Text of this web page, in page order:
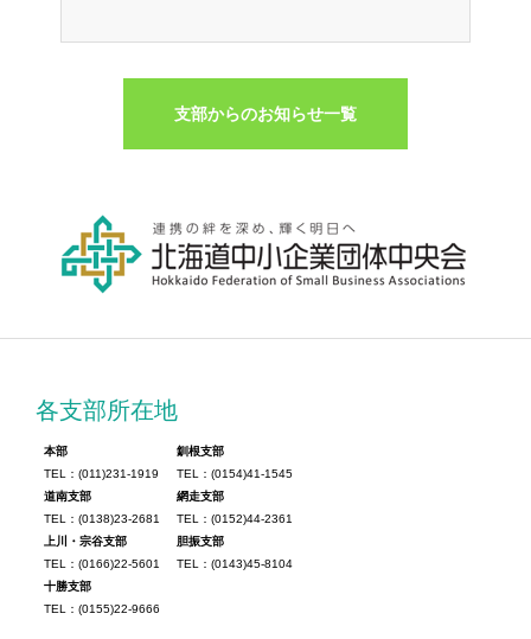
支部からのお知らせ一覧
各支部所在地
本部
TEL：(011)231-1919
道南支部
TEL：(0138)23-2681
上川・宗谷支部
TEL：(0166)22-5601
十勝支部
TEL：(0155)22-9666
釧根支部
TEL：(0154)41-1545
網走支部
TEL：(0152)44-2361
胆振支部
TEL：(0143)45-8104